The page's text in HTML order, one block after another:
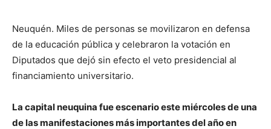
Neuquén. Miles de personas se movilizaron en defensa
de la educación pública y celebraron la votación en
Diputados que dejó sin efecto el veto presidencial al
financiamiento universitario.
La capital neuquina fue escenario este miércoles de una
de las manifestaciones más importantes del año en